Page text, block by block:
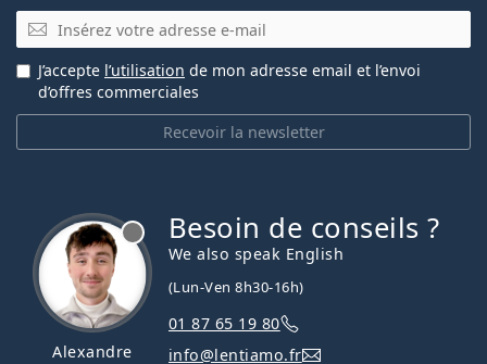
E-mail
Recevoir la newsletter
J’accepte l’utilisation de mon adresse email et l’envoi
d’offres commerciales
Alexandre
Besoin de conseils ?
We also speak English
(Lun-Ven 8h30-16h)
01 87 65 19 80
info@lentiamo.fr